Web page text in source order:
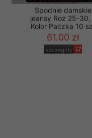
Spodnie damskie
jeansy Roz 25-30, 1